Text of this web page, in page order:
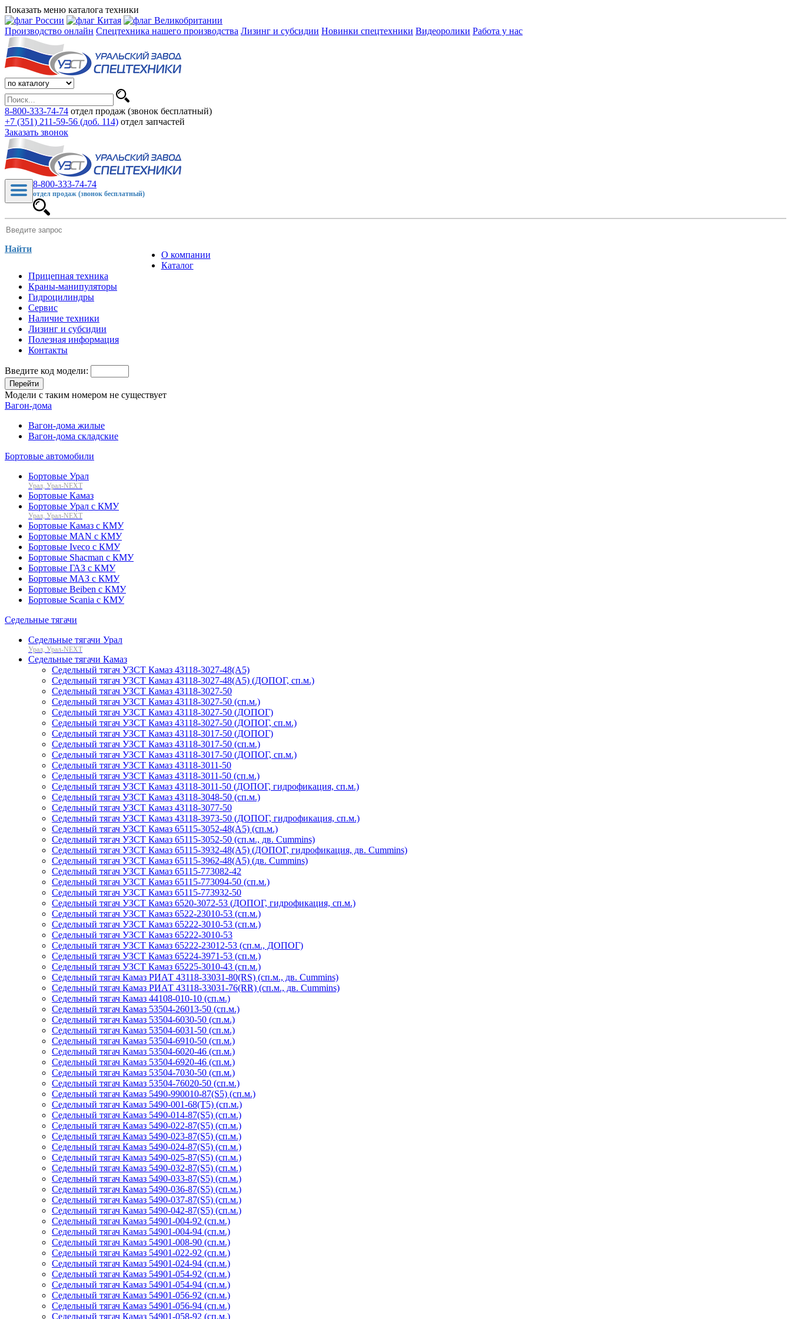
Показать меню каталога техники
Производство онлайн Спецтехника нашего производства Лизинг и субсидии Новинки спецтехники Видеоролики Работа у нас
8-800-333-74-74 отдел продаж (звонок бесплатный)
+7 (351) 211-59-56 (доб. 114) отдел запчастей
Заказать звонок
8-800-333-74-74
отдел продаж (звонок бесплатный)
Найти
О компании
Каталог
Прицепная техника
Краны-манипуляторы
Гидроцилиндры
Сервис
Наличие техники
Лизинг и субсидии
Полезная информация
Контакты
Введите код модели:
Перейти
Модели с таким номером не существует
Вагон-дома
Вагон-дома жилые
Вагон-дома складские
Бортовые автомобили
Бортовые Урал
Урал, Урал-NEXT
Бортовые Камаз
Бортовые Урал с КМУ
Урал, Урал-NEXT
Бортовые Камаз с КМУ
Бортовые MAN с КМУ
Бортовые Iveco с КМУ
Бортовые Shacman с КМУ
Бортовые ГАЗ с КМУ
Бортовые МАЗ с КМУ
Бортовые Beiben с КМУ
Бортовые Scania с КМУ
Седельные тягачи
Седельные тягачи Урал
Урал, Урал-NEXT
Седельные тягачи Камаз
Седельный тягач УЗСТ Камаз 43118-3027-48(A5)
Седельный тягач УЗСТ Камаз 43118-3027-48(A5) (ДОПОГ, сп.м.)
Седельный тягач УЗСТ Камаз 43118-3027-50
Седельный тягач УЗСТ Камаз 43118-3027-50 (сп.м.)
Седельный тягач УЗСТ Камаз 43118-3027-50 (ДОПОГ)
Седельный тягач УЗСТ Камаз 43118-3027-50 (ДОПОГ, сп.м.)
Седельный тягач УЗСТ Камаз 43118-3017-50 (ДОПОГ)
Седельный тягач УЗСТ Камаз 43118-3017-50 (сп.м.)
Седельный тягач УЗСТ Камаз 43118-3017-50 (ДОПОГ, сп.м.)
Седельный тягач УЗСТ Камаз 43118-3011-50
Седельный тягач УЗСТ Камаз 43118-3011-50 (сп.м.)
Седельный тягач УЗСТ Камаз 43118-3011-50 (ДОПОГ, гидрофикация, сп.м.)
Седельный тягач УЗСТ Камаз 43118-3048-50 (сп.м.)
Седельный тягач УЗСТ Камаз 43118-3077-50
Седельный тягач УЗСТ Камаз 43118-3973-50 (ДОПОГ, гидрофикация, сп.м.)
Седельный тягач УЗСТ Камаз 65115-3052-48(А5) (сп.м.)
Седельный тягач УЗСТ Камаз 65115-3052-50 (сп.м., дв. Cummins)
Седельный тягач УЗСТ Камаз 65115-3932-48(А5) (ДОПОГ, гидрофикация, дв. Cummins)
Седельный тягач УЗСТ Камаз 65115-3962-48(A5) (дв. Cummins)
Седельный тягач УЗСТ Камаз 65115-773082-42
Седельный тягач УЗСТ Камаз 65115-773094-50 (сп.м.)
Седельный тягач УЗСТ Камаз 65115-773932-50
Седельный тягач УЗСТ Камаз 6520-3072-53 (ДОПОГ, гидрофикация, сп.м.)
Седельный тягач УЗСТ Камаз 6522-23010-53 (сп.м.)
Седельный тягач УЗСТ Камаз 65222-3010-53 (сп.м.)
Седельный тягач УЗСТ Камаз 65222-3010-53
Седельный тягач УЗСТ Камаз 65222-23012-53 (сп.м., ДОПОГ)
Седельный тягач УЗСТ Камаз 65224-3971-53 (сп.м.)
Седельный тягач УЗСТ Камаз 65225-3010-43 (сп.м.)
Седельный тягач Камаз РИАТ 43118-33031-80(RS) (сп.м., дв. Cummins)
Седельный тягач Камаз РИАТ 43118-33031-76(RR) (сп.м., дв. Cummins)
Седельный тягач Камаз 44108-010-10 (сп.м.)
Седельный тягач Камаз 53504-26013-50 (сп.м.)
Седельный тягач Камаз 53504-6030-50 (сп.м.)
Седельный тягач Камаз 53504-6031-50 (сп.м.)
Седельный тягач Камаз 53504-6910-50 (сп.м.)
Седельный тягач Камаз 53504-6020-46 (сп.м.)
Седельный тягач Камаз 53504-6920-46 (сп.м.)
Седельный тягач Камаз 53504-7030-50 (сп.м.)
Седельный тягач Камаз 53504-76020-50 (сп.м.)
Седельный тягач Камаз 5490-990010-87(S5) (сп.м.)
Седельный тягач Камаз 5490-001-68(Т5) (сп.м.)
Седельный тягач Камаз 5490-014-87(S5) (сп.м.)
Седельный тягач Камаз 5490-022-87(S5) (сп.м.)
Седельный тягач Камаз 5490-023-87(S5) (сп.м.)
Седельный тягач Камаз 5490-024-87(S5) (сп.м.)
Седельный тягач Камаз 5490-025-87(S5) (сп.м.)
Седельный тягач Камаз 5490-032-87(S5) (сп.м.)
Седельный тягач Камаз 5490-033-87(S5) (сп.м.)
Седельный тягач Камаз 5490-036-87(S5) (сп.м.)
Седельный тягач Камаз 5490-037-87(S5) (сп.м.)
Седельный тягач Камаз 5490-042-87(S5) (сп.м.)
Седельный тягач Камаз 54901-004-92 (сп.м.)
Седельный тягач Камаз 54901-004-94 (сп.м.)
Седельный тягач Камаз 54901-008-90 (сп.м.)
Седельный тягач Камаз 54901-022-92 (сп.м.)
Седельный тягач Камаз 54901-024-94 (сп.м.)
Седельный тягач Камаз 54901-054-92 (сп.м.)
Седельный тягач Камаз 54901-054-94 (сп.м.)
Седельный тягач Камаз 54901-056-92 (сп.м.)
Седельный тягач Камаз 54901-056-94 (сп.м.)
Седельный тягач Камаз 54901-058-92 (сп.м.)